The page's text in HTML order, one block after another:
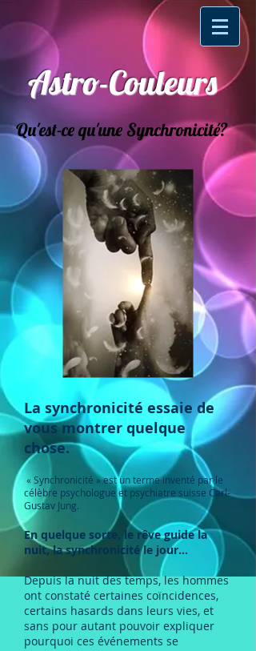
Astro-Couleurs
La synchronicité essaie de
vous montrer quelque
chose.
« Synchronicité » est un terme inventé par le
célèbre psychologue et psychiatre suisse Carl-
Gustav Jung.
En quelque sorte, le rêve guide la
nuit, la synchronicité le jour…
Depuis la nuit des temps, les hommes
ont constaté certaines coïncidences,
certains hasards dans leurs vies, et
sans pour autant pouvoir expliquer
pourquoi ces événements se
Qu'est-ce qu'une Synchronicité?